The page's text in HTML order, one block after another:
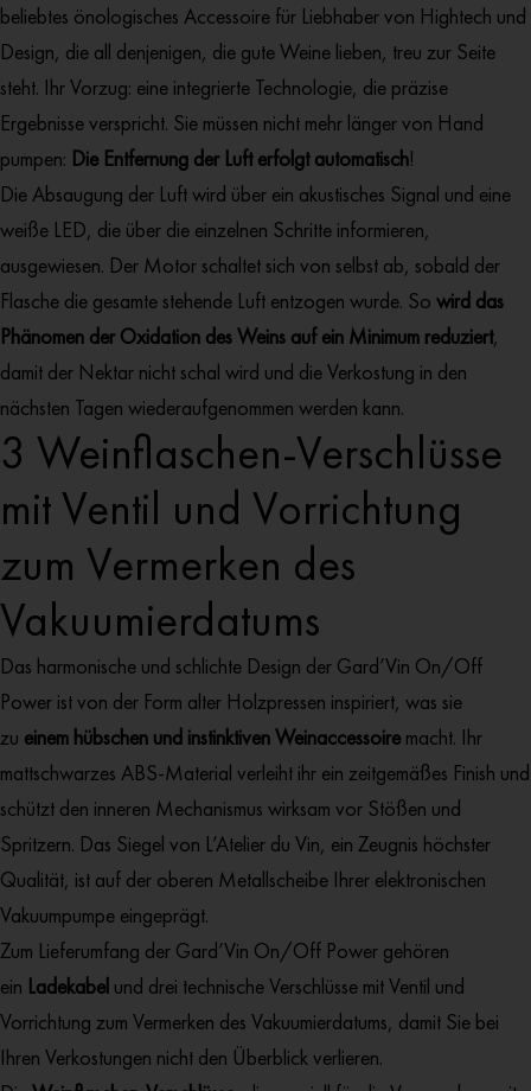
beliebtes önologisches Accessoire für Liebhaber von Hightech und
Design, die all denjenigen, die gute Weine lieben, treu zur Seite
steht. Ihr Vorzug: eine integrierte Technologie, die präzise
Ergebnisse verspricht. Sie müssen nicht mehr länger von Hand
pumpen: Die Entfernung der Luft erfolgt automatisch!
Die Absaugung der Luft wird über ein akustisches Signal und eine
weiße LED, die über die einzelnen Schritte informieren,
ausgewiesen. Der Motor schaltet sich von selbst ab, sobald der
Flasche die gesamte stehende Luft entzogen wurde. So wird das
Phänomen der Oxidation des Weins auf ein Minimum reduziert,
damit der Nektar nicht schal wird und die Verkostung in den
nächsten Tagen wiederaufgenommen werden kann.
3 Weinflaschen-Verschlüsse
mit Ventil und Vorrichtung
zum Vermerken des
Vakuumierdatums
Das harmonische und schlichte Design der Gard’Vin On/Off
Power ist von der Form alter Holzpressen inspiriert, was sie
zu einem hübschen und instinktiven Weinaccessoiremacht. Ihr
mattschwarzes ABS-Material verleiht ihr ein zeitgemäßes Finish und
schützt den inneren Mechanismus wirksam vor Stößen und
Spritzern. Das Siegel von L’Atelier du Vin, ein Zeugnis höchster
Qualität, ist auf der oberen Metallscheibe Ihrer elektronischen
Vakuumpumpe eingeprägt.
Zum Lieferumfang der Gard’Vin On/Off Power gehören
ein Ladekabel und drei technische Verschlüsse mit Ventil und
Vorrichtung zum Vermerken des Vakuumierdatums, damit Sie bei
Ihren Verkostungen nicht den Überblick verlieren.